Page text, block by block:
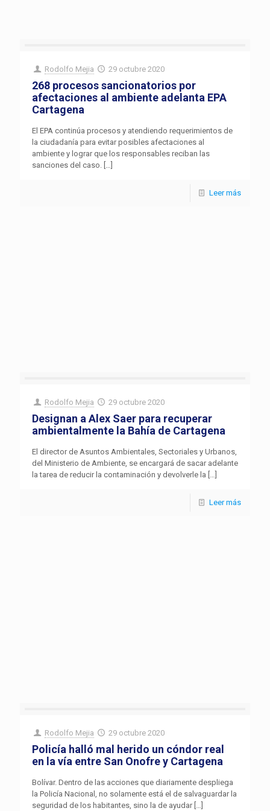
Rodolfo Mejia 29 octubre 2020
268 procesos sancionatorios por
afectaciones al ambiente adelanta EPA
Cartagena
El EPA continúa procesos y atendiendo requerimientos de
la ciudadanía para evitar posibles afectaciones al
ambiente y lograr que los responsables reciban las
sanciones del caso.
Leer más
Rodolfo Mejia 29 octubre 2020
Designan a Alex Saer para recuperar
ambientalmente la Bahía de Cartagena
El director de Asuntos Ambientales, Sectoriales y Urbanos,
del Ministerio de Ambiente, se encargará de sacar adelante
la tarea de reducir la contaminación y devolverle la […]
Leer más
Rodolfo Mejia 29 octubre 2020
Policía halló mal herido un cóndor real
en la vía entre San Onofre y Cartagena
Bolívar. Dentro de las acciones que diariamente despliega
la Policía Nacional, no solamente está el de salvaguardar la
seguridad de los habitantes, sino la de ayudar[…]